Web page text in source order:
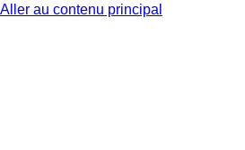
Aller au contenu principal